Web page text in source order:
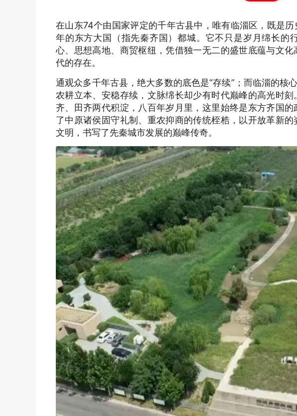
在山东74个由国家评定的千年古县中，唯有临淄区，既是
年的东方大国（指先秦齐国）都城。它不只是岁月绵长的
心、思想高地、商贸枢纽，凭借独一无二的盛世底蕴与文
代的存在。
通观众多千年古县，绝大多数的底色是“存续”；而临淄的核
农耕立本、安稳存续，文脉绵长却少有时代巅峰的高光时
齐、田齐两代积淀，八百年岁月里，这里始终是东方齐国
了中原诸侯固守礼制、重农抑商的传统桎梏，以开放革新
文明，书写了先秦城市发展的巅峰传奇。